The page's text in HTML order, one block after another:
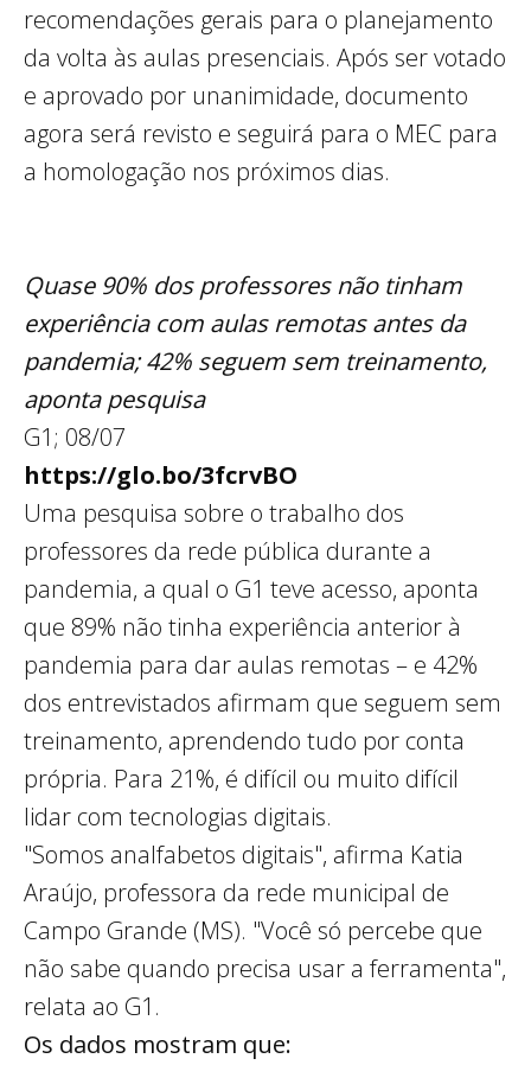
recomendações gerais para o planejamento
da volta às aulas presenciais. Após ser votado
e aprovado por unanimidade, documento
agora será revisto e seguirá para o MEC para
a homologação nos próximos dias.
Quase 90% dos professores não tinham
experiência com aulas remotas antes da
pandemia; 42% seguem sem treinamento,
aponta pesquisa
G1; 08/07
https://glo.bo/3fcrvBO
Uma pesquisa sobre o trabalho dos
professores da rede pública durante a
pandemia, a qual o G1 teve acesso, aponta
que 89% não tinha experiência anterior à
pandemia para dar aulas remotas – e 42%
dos entrevistados afirmam que seguem sem
treinamento, aprendendo tudo por conta
própria. Para 21%, é difícil ou muito difícil
lidar com tecnologias digitais.
"Somos analfabetos digitais", afirma Katia
Araújo, professora da rede municipal de
Campo Grande (MS). "Você só percebe que
não sabe quando precisa usar a ferramenta",
relata ao G1.
Os dados mostram que: